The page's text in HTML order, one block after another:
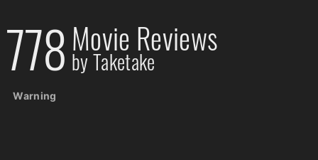
Movie Reviews
by Taketake
778
Warning